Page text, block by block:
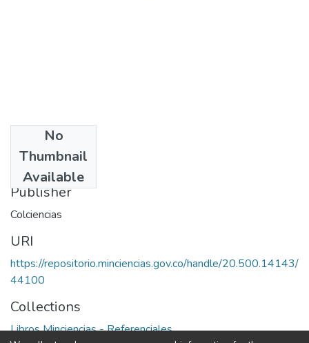
No
Thumbnail
Available
1990
Publisher
Colciencias
URI
https://repositorio.minciencias.gov.co/handle/20.500.14143/
44100
Collections
Libros Minciencias - Referenciales